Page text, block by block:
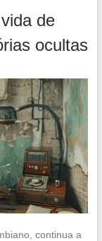
de
ocultas
continua a